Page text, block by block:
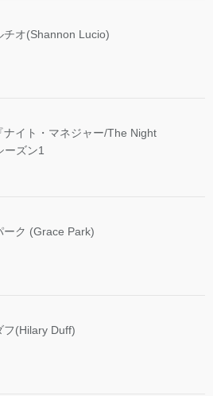
チオ(Shannon Lucio)
ナイト・マネジャー/The Night
ーズン1
ーク (Grace Park)
フ(Hilary Duff)